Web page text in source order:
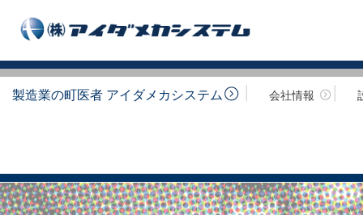
製造業の町医者 アイダメカシステム 会社情報